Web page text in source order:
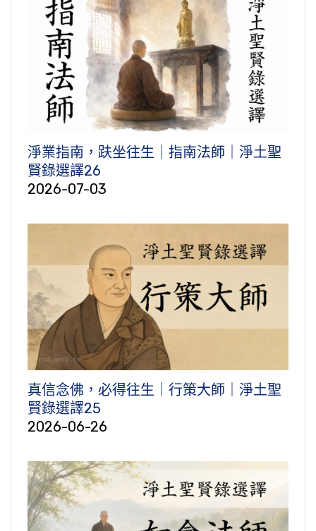
淨業指南，趺坐往生｜指南法師｜淨土聖
賢錄選譯26
2026-07-03
真信念佛，必得往生｜行策大師｜淨土聖
賢錄選譯25
2026-06-26